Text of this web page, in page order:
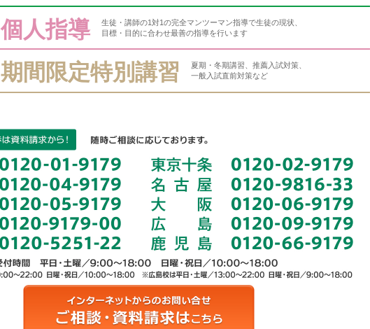
個人指導
生徒・講師の1対1の完全マンツーマン指導で生徒の現状、
目標・目的に合わせ最善の指導を行います
期間限定特別講習
夏期・冬期講習、推薦入試対策、
一般入試直前対策など